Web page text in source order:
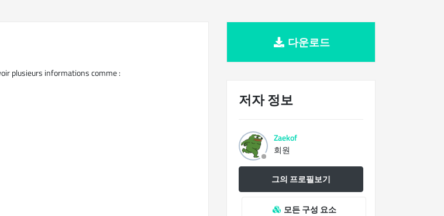
plusieurs informations comme :
다운로드
저자 정보
Zaekof
회원
그의 프로필보기
모든 구성 요소